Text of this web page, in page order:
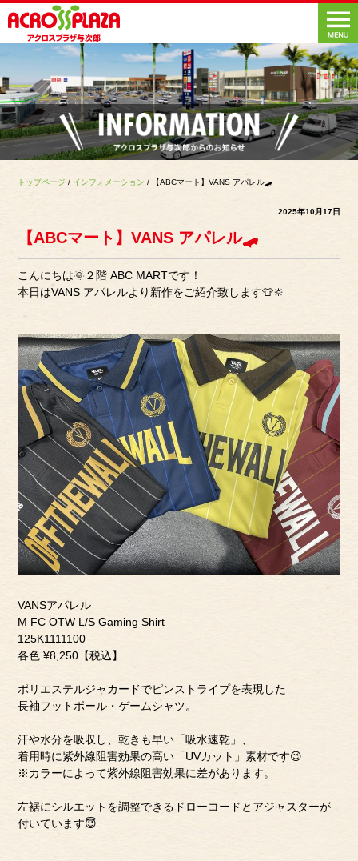
トップページ / インフォメーション / 【ABCマート】VANS アパレル🛹
2025年10月17日
【ABCマート】VANS アパレル🛹
こんにちは🌞２階 ABC MARTです！
本日はVANS アパレルより新作をご紹介致します👕🔆
VANSアパレル
M FC OTW L/S Gaming Shirt
125K1111100
各色 ¥8,250【税込】
ポリエステルジャカードでピンストライプを表現した
長袖フットボール・ゲームシャツ。
汗や水分を吸収し、乾きも早い「吸水速乾」、
着用時に紫外線阻害効果の高い「UVカット」素材です😉
※カラーによって紫外線阻害効果に差があります。
左裾にシルエットを調整できるドローコードとアジャスターが
付いています😇